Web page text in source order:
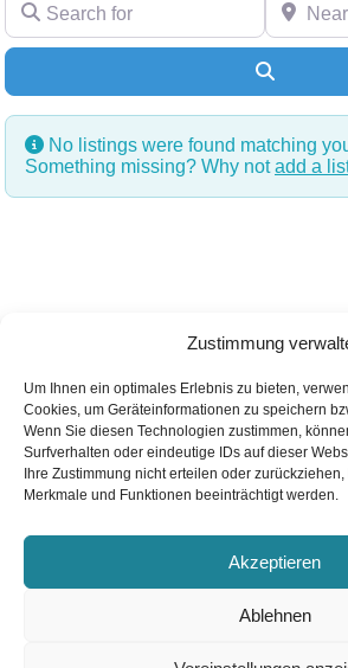
Zustimmung
Um Ihnen ein optimales Erlebnis zu bieten,
Cookies, um Geräteinformationen zu speichern
Wenn Sie diesen Technologien zustimmen,
Surfverhalten oder eindeutige IDs auf dieser
Ihre Zustimmung nicht erteilen oder
Merkmale und Funktionen beeinträchtigt werden.
Akzeptieren
Ablehnen
No listings were found matching
Something missing? Why notadd a